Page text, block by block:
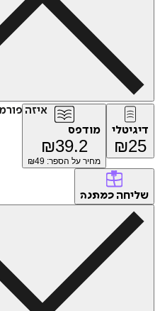
איזה
דיגיטלי
₪25
מודפס
₪39.2
מחיר על הספר: ₪ 49
שליחה כמתנה